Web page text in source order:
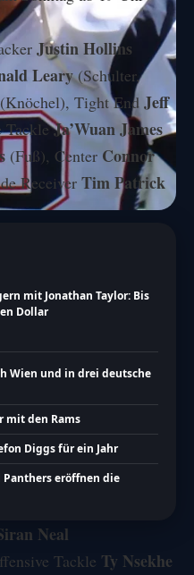
Justin Hollins
Leary(Schulter,
(Knöchel), Tight End Jeff
TackleJa’Wuan James
(Fuß), Center Connor
Receiver Tim Patrick
mit Jonathan Taylor: Bis
Dollar
Wien und in drei deutsche
mit den Rams
Diggs für ein Jahr
Panthers eröffnen die
Neal
Tackle Ty Nsekhe